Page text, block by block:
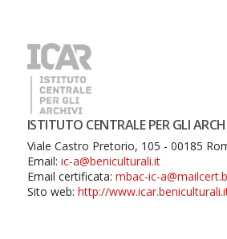
ISTITUTO CENTRALE PER GLI
Viale Castro Pretorio, 105 - 00185
Email: ic-a@beniculturali.it
Email certificata: mbac-ic-
Sito web: http://